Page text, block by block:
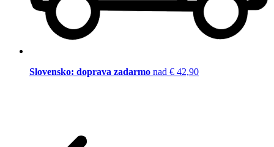
Slovensko: doprava zadarmo nad € 42,90